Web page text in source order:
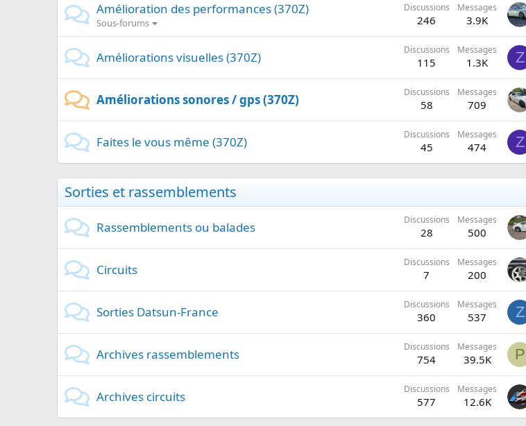
Amélioration des performances (370Z)
Sous-forums
Discussions
246
Messages
3.9K
Améliorations visuelles (370Z) Discussions
115
Messages
1.3K Z
Améliorations sonores / gps (370Z) Discussions
58
Messages
709
Faites le vous même (370Z) Discussions
45
Messages
474 Z
Sorties et rassemblements
Rassemblements ou balades Discussions
28
Messages
500
Circuits Discussions
7
Messages
200
Sorties Datsun-France Discussions
360
Messages
537 Z
Archives rassemblements Discussions
754
Messages
39.5K P
Archives circuits Discussions
577
Messages
12.6K